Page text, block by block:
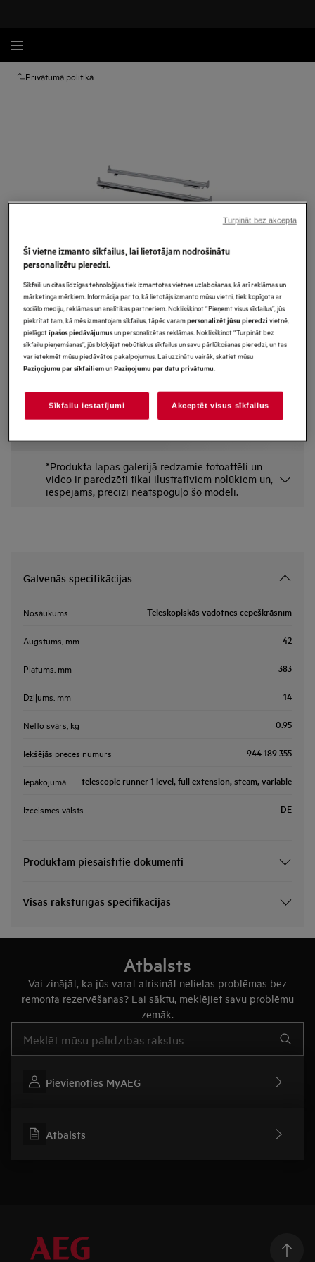
Privātuma politika
TR1LFSTV
Teleskopiskās vadotnes
cepeškrāsnīm
Mūsu tvaika cepeškrāsnīm paredzētās teleskopiskās vadotnes var izvilkt un
stabili nofiksēt. 1 līmenis.
*Produkta lapas galerijā redzamie fotoattēli un
video ir paredzēti tikai ilustratīviem nolūkiem un,
iespējams, precīzi neatspoguļo šo modeli.
Galvenās specifikācijas
Nosaukums Teleskopiskās vadotnes cepeškrāsnīm
Augstums, mm 42
Platums, mm 383
Dziļums, mm 14
Netto svars, kg 0.95
Iekšējās preces numurs 944 189 355
Iepakojumā telescopic runner 1 level, full extension, steam, variable
Izcelsmes valsts DE
Produktam piesaistītie dokumenti
Visas raksturīgās specifikācijas
Atbalsts
Vai zinājāt, ka jūs varat atrisināt nelielas problēmas bez
remonta rezervēšanas? Lai sāktu, meklējiet savu problēmu
zemāk.
Pievienoties MyAEG
Atbalsts
Šī vietne izmanto sīkfailus, lai lietotājam nodrošinātu
personalizētu pieredzi.
Sīkfaili un citas līdzīgas tehnoloģijas tiek izmantotas vietnes uzlabošanas, kā arī reklāmas un
mārketinga mērķiem. Informācija par to, kā lietotājs izmanto mūsu vietni, tiek kopīgota ar
sociālo mediju, reklāmas un analītikas partneriem. Noklikšķinot “Pieņemt visus sīkfailus”, jūs
piekrītat tam, kā mēs izmantojam sīkfailus, tāpēc varampersonalizēt jūsu pieredzivietnē,
pielāgotīpašos piedāvājumusun personalizētas reklāmas. Noklikšķinot “Turpināt bez
sīkfailu pieņemšanas”, jūs bloķējat nebūtiskus sīkfailus un savu pārlūkošanas pieredzi, un tas
var ietekmēt mūsu piedāvātos pakalpojumus. Lai uzzinātu vairāk, skatiet mūsu
Paziņojumu par sīkfailiemunPaziņojumu par datu privātumu.
Sīkfailu iestatījumi Akceptēt visus sīkfailus
Turpināt bez akcepta